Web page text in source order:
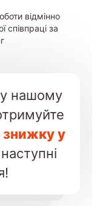
відмінно
співпраці за
у нашому
знижку у